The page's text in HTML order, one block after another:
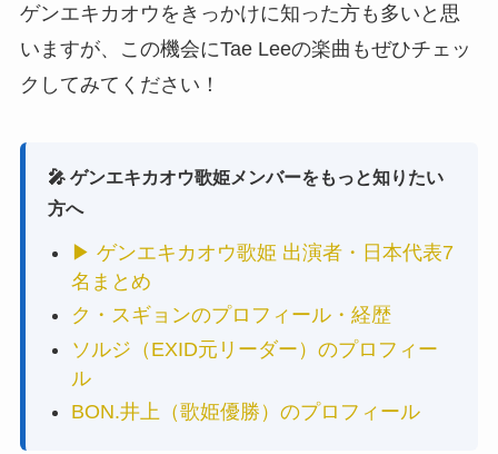
ゲンエキカオウをきっかけに知った方も多いと思
いますが、この機会にTae Leeの楽曲もぜひチェッ
クしてみてください！
🎤 ゲンエキカオウ歌姫メンバーをもっと知りたい
方へ
▶ ゲンエキカオウ歌姫 出演者・日本代表7
名まとめ
ク・スギョンのプロフィール・経歴
ソルジ（EXID元リーダー）のプロフィー
ル
BON.井上（歌姫優勝）のプロフィール